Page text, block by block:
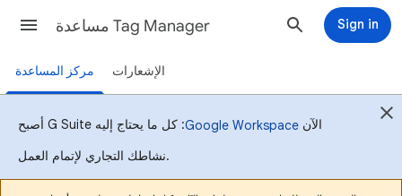
مساعدة Tag Manager Sign in
مركز المساعدة الإشعارات
أصبح G Suite الآن Google Workspace: كل ما يحتاج إليه
نشاطك التجاري لإتمام العمل.